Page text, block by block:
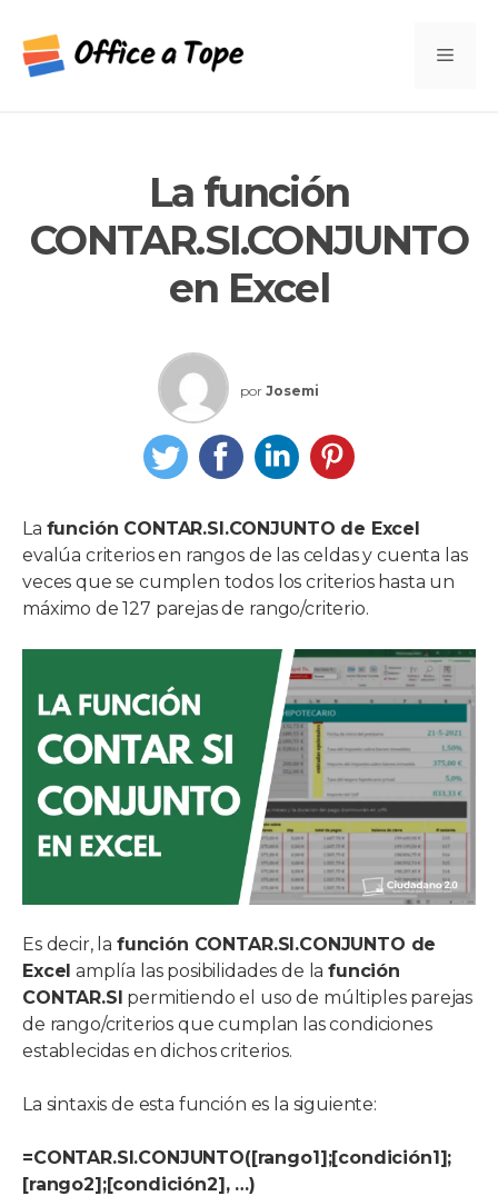
contenido
La función
CONTAR.SI.CONJUNTO
en Excel
por Josemi
La función CONTAR.SI.CONJUNTO de Excel
evalúa criterios en rangos de las celdas y cuenta las
veces que se cumplen todos los criterios hasta un
máximo de 127 parejas de rango/criterio.
Es decir, la función CONTAR.SI.CONJUNTO de
Excel amplía las posibilidades de lafunción
CONTAR.SI permitiendo el uso de múltiples parejas
de rango/criterios que cumplan las condiciones
establecidas en dichos criterios.
La sintaxis de esta función es la siguiente:
=CONTAR.SI.CONJUNTO([rango1];[condición1];
[rango2];[condición2], …)